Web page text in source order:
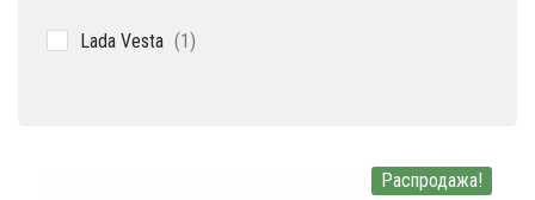
Lada Vesta 11
Распродажа!